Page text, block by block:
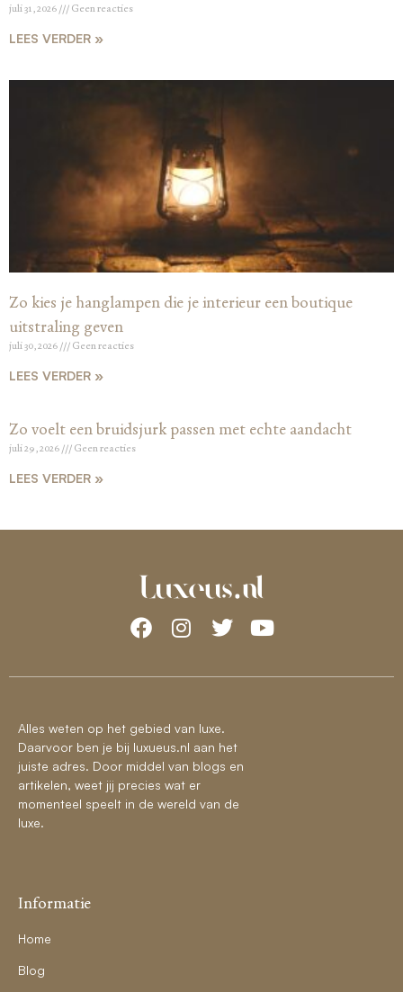
juli 31, 2026 Geen reacties
LEES VERDER »
Zo kies je hanglampen die je interieur een boutique
uitstraling geven
juli 30, 2026 Geen reacties
LEES VERDER »
Zo voelt een bruidsjurk passen met echte aandacht
juli 29, 2026 Geen reacties
LEES VERDER »
Alles weten op het gebied van luxe.
Daarvoor ben je bij luxueus.nl aan het
juiste adres. Door middel van blogs en
artikelen, weet jij precies wat er
momenteel speelt in de wereld van de
luxe.
Informatie
Home
Blog